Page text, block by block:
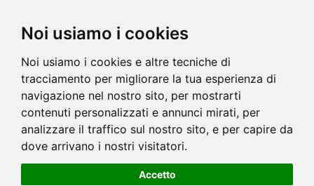
Noi usiamo i cookies
Noi usiamo i cookies e altre tecniche di
tracciamento per migliorare la tua esperienza di
navigazione nel nostro sito, per mostrarti
contenuti personalizzati e annunci mirati, per
analizzare il traffico sul nostro sito, e per capire da
dove arrivano i nostri visitatori.
Accetto